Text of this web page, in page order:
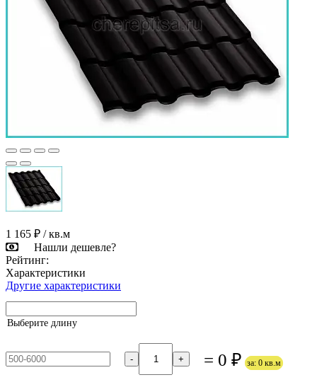
1 165 ₽ / кв.м
Нашли дешевле?
Рейтинг:
Характеристики
Другие характеристики
Выберите длину
- + = 0 ₽ за: 0 кв.м